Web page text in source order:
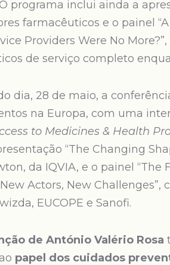
programa inclui ainda a
farmacêuticos e o painel
Providers Were No
de serviço completo
dia, 28 de maio, a
na Europa, com uma
to Medicines & Health
“The Changing
da IQVIA, e o painel
Actors, New
EUCOPE e Sanofi.
de António Valério Rosa
papel dos cuidados